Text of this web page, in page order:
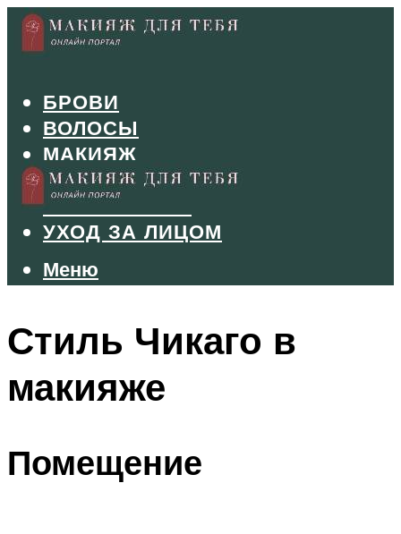
БРОВИ
ВОЛОСЫ
МАКИЯЖ
МАНИКЮР
ТУШЬ И ТЕНИ
УХОД ЗА ЛИЦОМ
Меню
Меню
Стиль Чикаго в
макияже
Помещение